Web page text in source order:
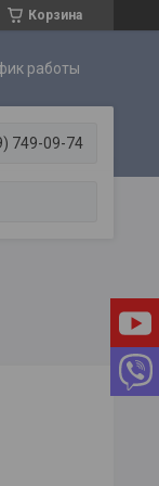
Корзина
работы
749-09-74